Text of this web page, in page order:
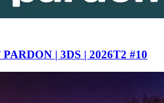
| 3DS | 2026T2 #10